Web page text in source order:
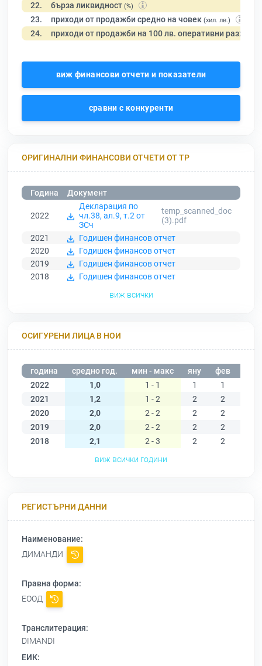
22. бърза ликвидност (%)
23. приходи от продажби средно на човек (хил. лв.)
24. приходи от продажби на 100 лв. оперативни разходи
виж финансови отчети и показатели
сравни с конкуренти
ОРИГИНАЛНИ ФИНАНСОВИ ОТЧЕТИ ОТ ТР
Година Документ
2022
Декларация по
чл.38, ал.9, т.2 от
ЗСч
temp_scanned_doc
(3).pdf
2021
Годишен финансов отчет
2020
Годишен финансов отчет
2019
Годишен финансов отчет
2018
Годишен финансов отчет
виж всички
ОСИГУРЕНИ ЛИЦА В НОИ
година средно год. мин - макс яну фев
2022
1,0 1 - 1 1
1
2021
1,2 1 - 2 2 2
2020
2,0 2 - 2 2 2
2019
2,0 2 - 2 2 2
2018
2,1 2 - 3 2 2
виж всички години
РЕГИСТЪРНИ ДАННИ
Наименование:
ДИМАНДИ
Правна форма:
ЕООД
Транслитерация:
DIMANDI
ЕИК: